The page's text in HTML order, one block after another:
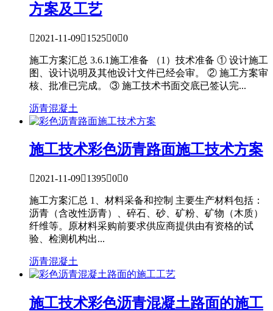
方案及工艺
2021-11-09152500
施工方案汇总 3.6.1施工准备 （1）技术准备 ① 设计施工
图、设计说明及其他设计文件已经会审。 ② 施工方案审
核、批准已完成。 ③ 施工技术书面交底已签认完...
沥青混凝土
施工技术彩色沥青路面施工技术方案
2021-11-09139500
施工方案汇总 1、材料采备和控制 主要生产材料包括：
沥青（含改性沥青）、碎石、砂、矿粉、矿物（木质）
纤维等。原材料采购前要求供应商提供由有资格的试
验、检测机构出...
沥青混凝土
施工技术彩色沥青混凝土路面的施工